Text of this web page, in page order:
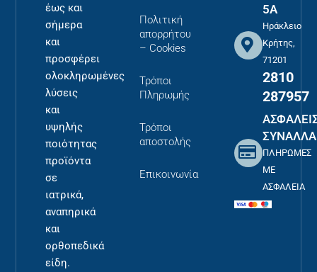
έως και
σήμερα
και
προσφέρει
ολοκληρωμένες
λύσεις
και
υψηλής
ποιότητας
προϊόντα
σε
ιατρικά,
αναπηρικά
και
ορθοπεδικά
είδη.
Πολιτική
απορρήτου
– Cookies
Τρόποι
Πληρωμής
Τρόποι
αποστολής
Επικοινωνία
5Α
Ηράκλειο
Κρήτης,
71201
2810
287957
ΠΛΗΡΩΜΕΣ
ΜΕ
ΑΣΦΑΛΕΙΑ